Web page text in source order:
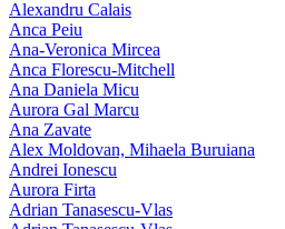
Alexandru Calais
Anca Peiu
Ana-Veronica Mircea
Anca Florescu-Mitchell
Ana Daniela Micu
Aurora Gal Marcu
Ana Zavate
Alex Moldovan, Mihaela Buruiana
Andrei Ionescu
Aurora Firta
Adrian Tanasescu‑Vlas